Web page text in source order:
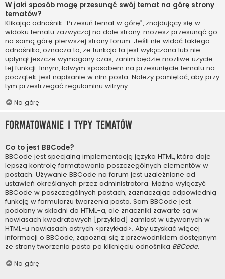
W jaki sposób mogę przesunąć swój temat na górę strony
tematów?
Klikając odnośnik “Przesuń temat w górę”, znajdujący się w
widoku tematu zazwyczaj na dole strony, możesz przesunąć go
na samą górę pierwszej strony forum. Jeśli nie widać takiego
odnośnika, oznacza to, że funkcja ta jest wyłączona lub nie
upłynął jeszcze wymagany czas, zanim będzie możliwe użycie
tej funkcji. Innym, łatwym sposobem na przesunięcie tematu na
początek, jest napisanie w nim posta. Należy pamiętać, aby przy
tym przestrzegać regulaminu witryny.
Na górę
Formatowanie i typy tematów
Co to jest BBCode?
BBCode jest specjalną implementacją języka HTML, która daje
lepszą kontrolę formatowania poszczególnych elementów w
postach. Używanie BBCode na forum jest uzależnione od
ustawień określanych przez administratora. Można wyłączyć
BBCode w poszczególnych postach, zaznaczając odpowiednią
funkcję w formularzu tworzenia posta. Sam BBCode jest
podobny w składni do HTML-a, ale znaczniki zawarte są w
nawiasach kwadratowych [przykład] zamiast w używanych w
HTML-u nawiasach ostrych <przykład>. Aby uzyskać więcej
informacji o BBCode, zapoznaj się z przewodnikiem dostępnym
ze strony tworzenia posta po kliknięciu odnośnika BBCode.
Na górę